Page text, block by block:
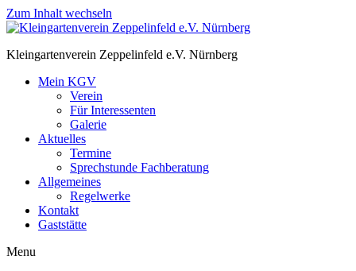
Zum Inhalt wechseln
Kleingartenverein Zeppelinfeld e.V. Nürnberg
Mein KGV
Verein
Für Interessenten
Galerie
Aktuelles
Termine
Sprechstunde Fachberatung
Allgemeines
Regelwerke
Kontakt
Gaststätte
Menu